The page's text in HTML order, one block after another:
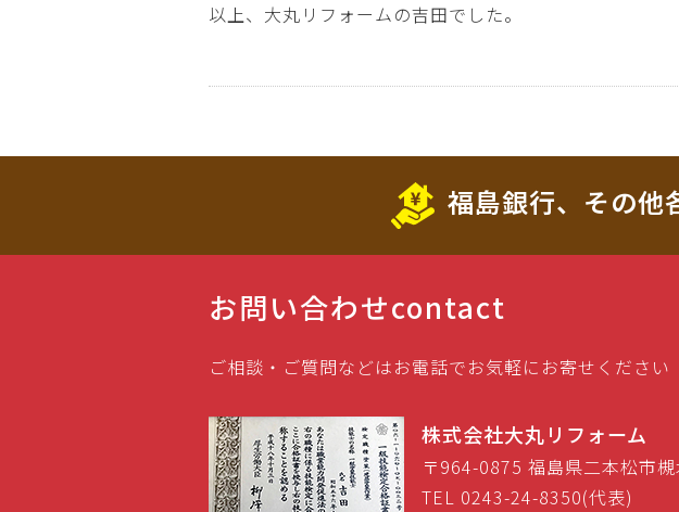
以上、大丸リフォームの吉田でした。
福島銀行、その他
お問い合わせcontact
ご相談・ご質問などはお電話でお気軽にお寄せください
株式会社大丸リフォーム
〒964-0875 福島県二本松市
TEL 0243-24-8350(代表)